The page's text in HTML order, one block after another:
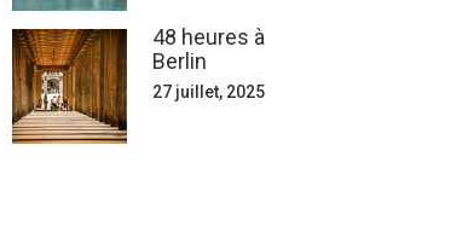
48 heures à
Berlin
27 juillet, 2025